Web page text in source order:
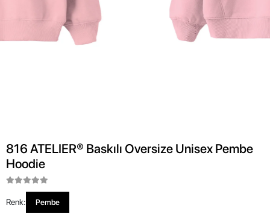
816 ATELIER® Baskılı Oversize Unisex Pembe
Hoodie
Renk: Pembe